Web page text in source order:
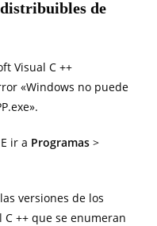
de
Visual C ++
«Windows no puede
E ir a Programas>
versiones de los
++ que se enumeran